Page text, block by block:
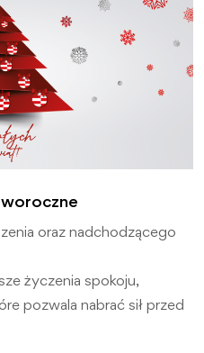
oraz nadchodzącego
życzenia spokoju,
pozwala nabrać sił przed